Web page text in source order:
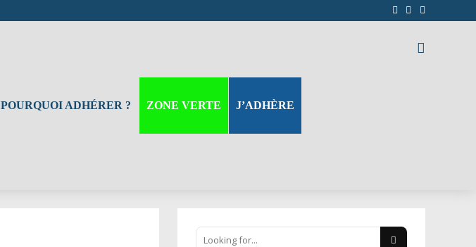
POURQUOI ADHÉRER ? ZONE VERTE J’ADHÈRE